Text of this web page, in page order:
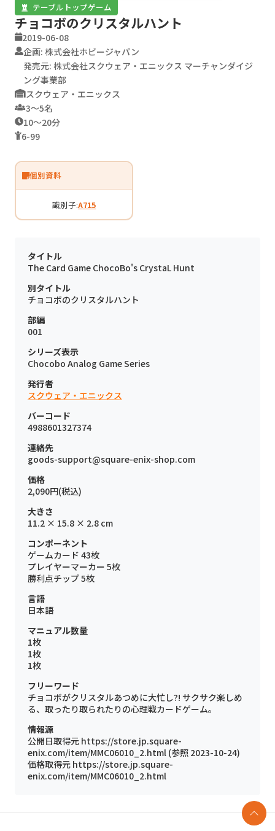
テーブルトップゲーム
チョコボのクリスタルハント
2019-06-08
企画: 株式会社ホビージャパン
発売元: 株式会社スクウェア・エニックス マーチャンダイジ
ング事業部
スクウェア・エニックス
3〜5名
10〜20分
6-99
個別資料
識別子:A715
タイトル
The Card Game ChocoBo's CrystaL Hunt
別タイトル
チョコボのクリスタルハント
部編
001
シリーズ表示
Chocobo Analog Game Series
発行者
スクウェア・エニックス
バーコード
4988601327374
連絡先
goods-support@square-enix-shop.com
価格
2,090円(税込)
大きさ
11.2 × 15.8 × 2.8 cm
コンポーネント
ゲームカード 43枚
プレイヤーマーカー 5枚
勝利点チップ 5枚
言語
日本語
マニュアル数量
1枚
1枚
1枚
フリーワード
チョコボがクリスタルあつめに大忙し?! サクサク楽しめ
る、取ったり取られたりの心理戦カードゲーム。
情報源
公開日取得元 https://store.jp.square-
enix.com/item/MMC06010_2.html (参照 2023-10-24)
価格取得元 https://store.jp.square-
enix.com/item/MMC06010_2.html